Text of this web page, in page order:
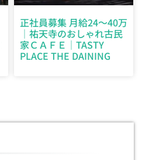
正社員募集 月給24～40万
｜祐天寺のおしゃれ古民
家ＣＡＦＥ｜TASTY
PLACE THE DAINING